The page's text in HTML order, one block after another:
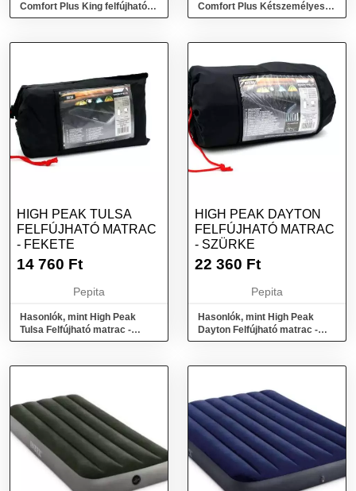
Comfort Plus King felfújható
matrac - Kék/Barna
Comfort Plus Kétszemélyes
felfújható matrac - Szürke/Kék
HIGH PEAK TULSA
FELFÚJHATÓ MATRAC
- FEKETE
14 760 Ft
Pepita
Hasonlók, mint High Peak
Tulsa Felfújható matrac -
Fekete
HIGH PEAK DAYTON
FELFÚJHATÓ MATRAC
- SZÜRKE
22 360 Ft
Pepita
Hasonlók, mint High Peak
Dayton Felfújható matrac -
Szürke